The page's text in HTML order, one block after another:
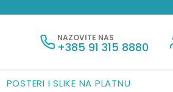
POSTERI I SLIKE NA PLATNU
NAZOVITE NAS
+385 91 315 8880